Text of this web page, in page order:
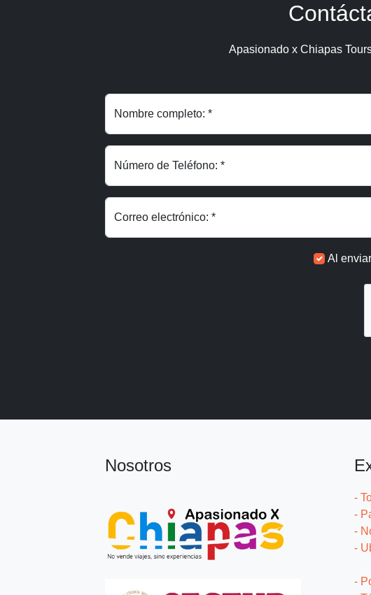
Apasionado x Chiapas
Nombre completo: *
Número de Teléfono: *
Correo electrónico: *
Al
Nosotros
-
-
-
-
-